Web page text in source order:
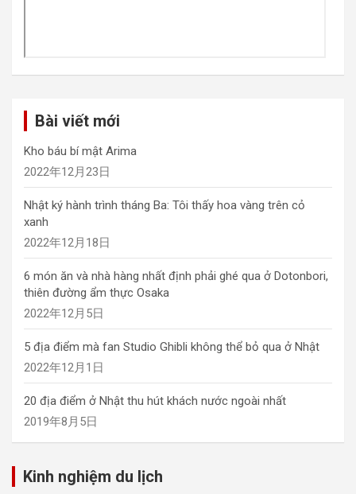
Bài viết mới
Kho báu bí mật Arima
2022年12月23日
Nhật ký hành trình tháng Ba: Tôi thấy hoa vàng trên cỏ
xanh
2022年12月18日
6 món ăn và nhà hàng nhất định phải ghé qua ở Dotonbori,
thiên đường ẩm thực Osaka
2022年12月5日
5 địa điểm mà fan Studio Ghibli không thể bỏ qua ở Nhật
2022年12月1日
20 địa điểm ở Nhật thu hút khách nước ngoài nhất
2019年8月5日
Kinh nghiệm du lịch